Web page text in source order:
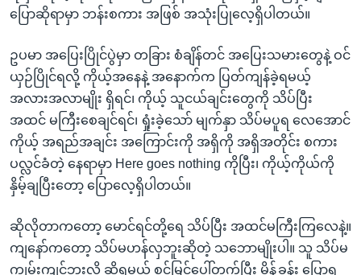
ပြောဆိုရာမှာ ဘန်းစကား အဖြစ် အသုံးပြုလေ့ရှိပါတယ်။
ဥပမာ အပြေးပြိုင်ပွဲမှာ တခြား စံချိန်တင် အပြေးသမားတွေနဲ့ ဝင်
ယှဉ်ပြိုင်ရလို့ ကိုယ့်အနေနဲ့ အနောက်က ပြတ်ကျန်ခဲ့ရမယ့်
အလားအလာမျိုး ရှိရင်၊ ကိုယ့် သူငယ်ချင်းတွေကို သိပ်ပြီး
အထင် မကြီးစေချင်ရင်၊ ရှုံးခဲ့သော် မျက်နှာ သိပ်မပူရ လေအောင်
ကိုယ့် အရည်အချင်း အကြောင်းကို အရှိကို အရှိအတိုင်း စကား
ပလ္လင်ခံတဲ့ နေရာမှာ Here goes nothing ကိုပြီး၊ ကိုယ့်ကိုယ်ကို
နှိမ့်ချပြီးတော့ ပြောလေ့ရှိပါတယ်။
ဆိုလိုတာကတော့ မောင်ရင်တို့ရေ သိပ်ပြီး အထင်မကြီးကြလေနဲ့။
ကျနော်ကတော့ သိပ်မဟန်လှဘူးဆိုတဲ့ သဘောမျိုးပါ။ သူ သိပ်မ
ကျွမ်းကျင်ဘူးလို့ ဆိုရမယ့် စင်မြင့်ပေါ်တက်ပြီး မိန့်ခွန်း ပြောရ